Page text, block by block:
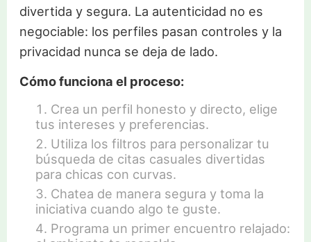
divertida y segura. La autenticidad no es
negociable: los perfiles pasan controles y la
privacidad nunca se deja de lado.
Cómo funciona el proceso:
Crea un perfil honesto y directo, elige
tus intereses y preferencias.
Utiliza los filtros para personalizar tu
búsqueda de citas casuales divertidas
para chicas con curvas.
Chatea de manera segura y toma la
iniciativa cuando algo te guste.
Programa un primer encuentro relajado: